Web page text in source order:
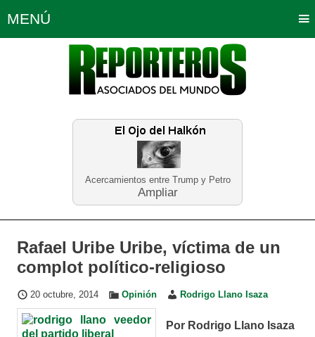
Acercamientos entre Trump y Petro
Ampliar
MENÚ
Política Opinión Bogotá
Planeta Tierra Deportes
Educación Neira
Rafael Uribe Uribe, víctima de un
complot político-religioso
20 octubre, 2014 Opinión Rodrigo Llano Isaza
Por Rodrigo Llano Isaza